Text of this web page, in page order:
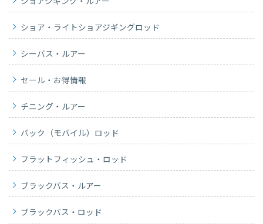
ショア・ライトショアジギングロッド
シーバス・ルアー
セール・お得情報
チニング・ルアー
パック（モバイル）ロッド
フラットフィッシュ・ロッド
ブラックバス・ルアー
ブラックバス・ロッド